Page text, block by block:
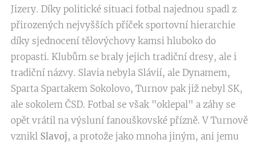
Jizery. Díky politické situaci fotbal najednou spadl z
přirozených nejvyšších příček sportovní hierarchie
díky sjednocení tělovýchovy kamsi hluboko do
propasti. Klubům se braly jejich tradiční dresy, ale i
tradiční názvy. Slavia nebyla Slávií, ale Dynamem,
Sparta Spartakem Sokolovo, Turnov pak již nebyl SK,
ale sokolem ČSD. Fotbal se však "oklepal" a záhy se
opět vrátil na výsluní fanouškovské přízně. V Turnově
vznikl Slavoj, a protože jako mnoha jiným, ani jemu